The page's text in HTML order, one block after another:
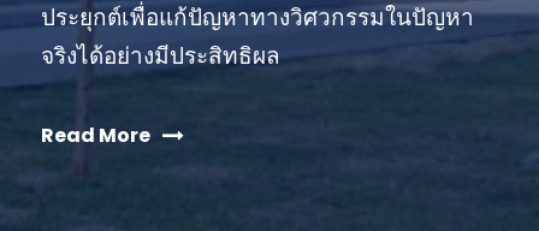
ประยุกต์เพื่อแก้ปัญหาทางวิศวกรรมในปัญหา
จริงได้อย่างมีประสิทธิผล
Read More